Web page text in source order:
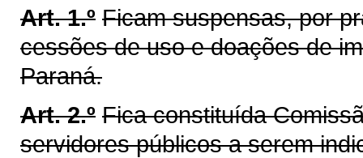
Art. 1.º Ficam suspensas, por
cessões de uso e doações de
Paraná.
Art. 2.º Fica constituída
servidores públicos a serem